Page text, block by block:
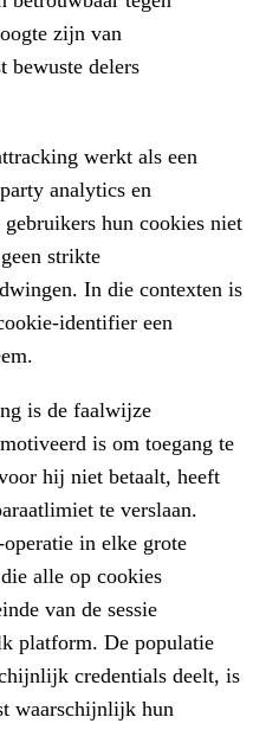
zijn van
bewuste delers
werkt als een
analytics en
gebruikers hun cookies niet
strikte
In die contexten is
identifier een
is de faalwijze
is om toegang te
hij niet betaalt, heeft
te verslaan.
in elke grote
alle op cookies
van de sessie
platform. De populatie
credentials deelt, is
waarschijnlijk hun